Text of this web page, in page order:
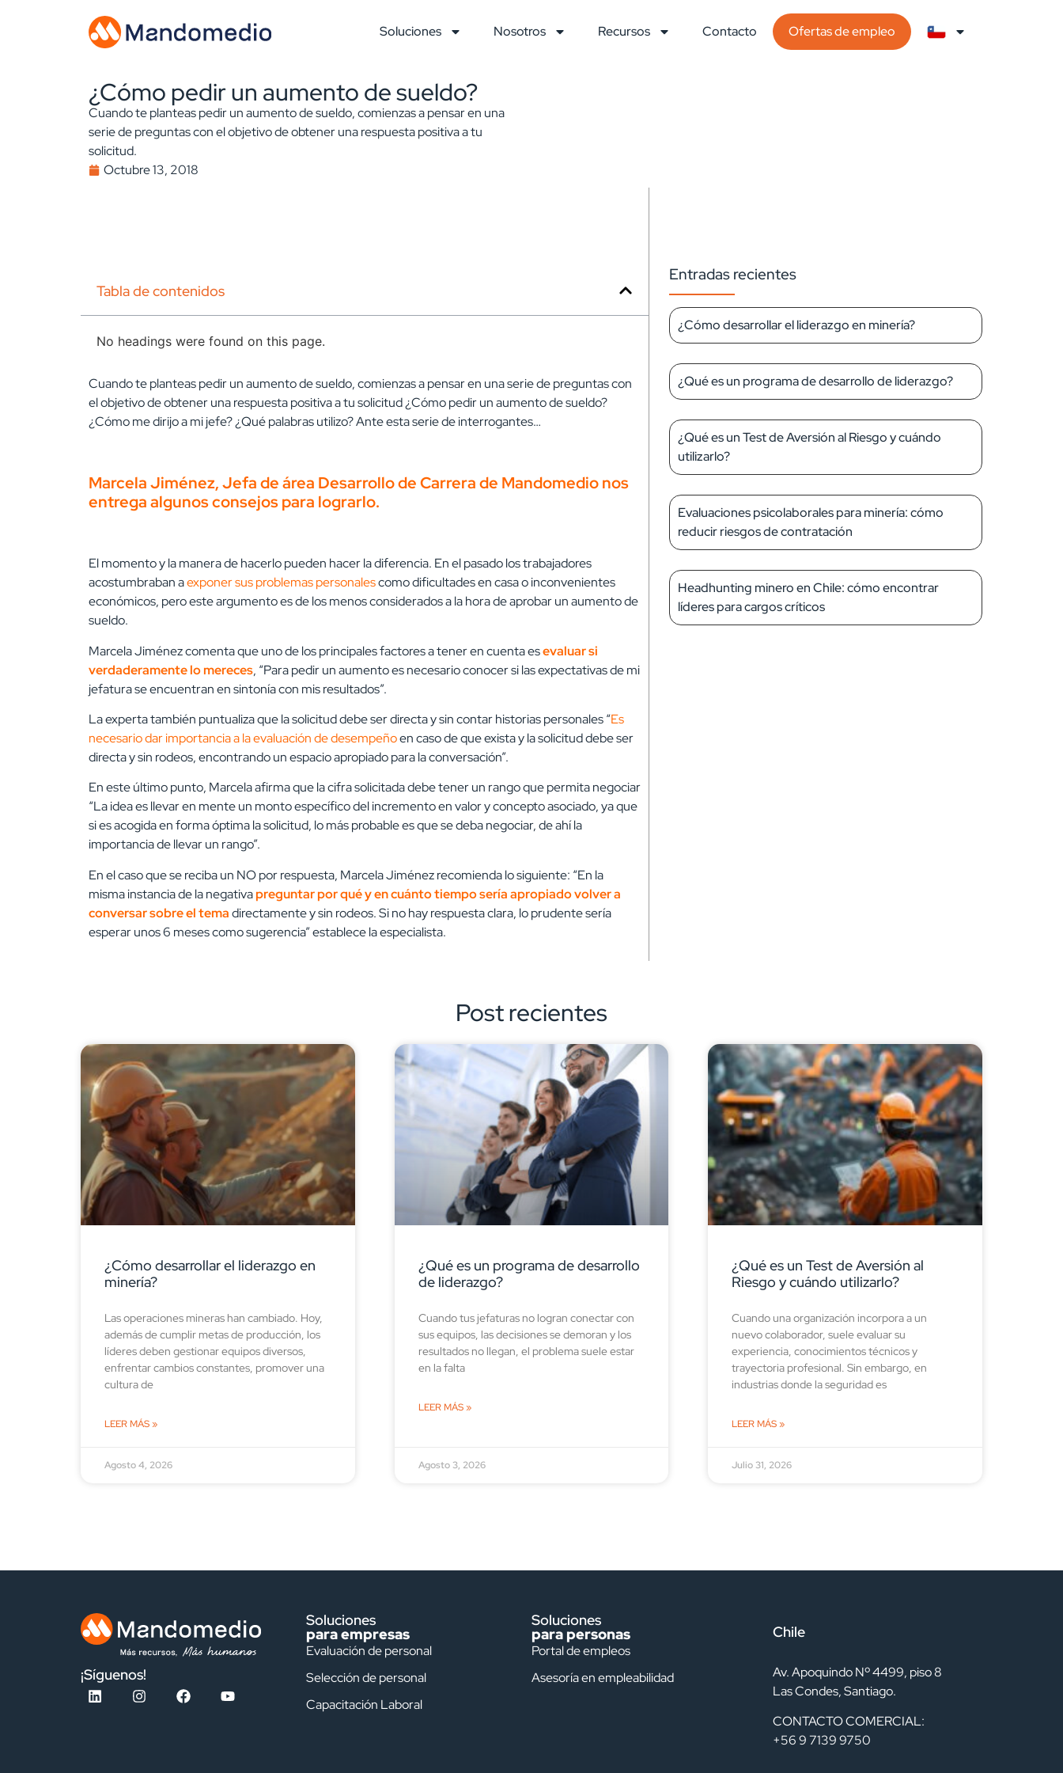
Soluciones Nosotros Recursos Contacto Ofertas de empleo
¿Cómo pedir un aumento de sueldo?
Cuando te planteas pedir un aumento de sueldo, comienzas a pensar en una
serie de preguntas con el objetivo de obtener una respuesta positiva a tu
solicitud.
Octubre 13, 2018
Tabla de contenidos
No headings were found on this page.
Cuando te planteas pedir un aumento de sueldo, comienzas a pensar en una serie de preguntas con
el objetivo de obtener una respuesta positiva a tu solicitud ¿Cómo pedir un aumento de sueldo?
¿Cómo me dirijo a mi jefe? ¿Qué palabras utilizo? Ante esta serie de interrogantes…
Marcela Jiménez, Jefa de área Desarrollo de Carrera de Mandomedio nos
entrega algunos consejos para lograrlo.
El momento y la manera de hacerlo pueden hacer la diferencia. En el pasado los trabajadores
acostumbraban aexponer sus problemas personalescomo dificultades en casa o inconvenientes
económicos, pero este argumento es de los menos considerados a la hora de aprobar un aumento de
sueldo.
Marcela Jiménez comenta que uno de los principales factores a tener en cuenta esevaluar si
verdaderamente lo mereces, “Para pedir un aumento es necesario conocer si las expectativas de mi
jefatura se encuentran en sintonía con mis resultados”.
La experta también puntualiza que la solicitud debe ser directa y sin contar historias personales “Es
necesario dar importancia a la evaluación de desempeñoen caso de que exista y la solicitud debe ser
directa y sin rodeos, encontrando un espacio apropiado para la conversación”.
En este último punto, Marcela afirma que la cifra solicitada debe tener un rango que permita negociar
“La idea es llevar en mente un monto específico del incremento en valor y concepto asociado, ya que
si es acogida en forma óptima la solicitud, lo más probable es que se deba negociar, de ahí la
importancia de llevar un rango”.
En el caso que se reciba un NO por respuesta, Marcela Jiménez recomienda lo siguiente: “En la
misma instancia de la negativapreguntar por qué y en cuánto tiempo sería apropiado volver a
conversar sobre el temadirectamente y sin rodeos. Si no hay respuesta clara, lo prudente sería
esperar unos 6 meses como sugerencia” establece la especialista.
Entradas recientes
¿Cómo desarrollar el liderazgo en minería?
¿Qué es un programa de desarrollo de liderazgo?
¿Qué es un Test de Aversión al Riesgo y cuándo
utilizarlo?
Evaluaciones psicolaborales para minería: cómo
reducir riesgos de contratación
Headhunting minero en Chile: cómo encontrar
líderes para cargos críticos
Post recientes
¿Cómo desarrollar el liderazgo en
minería?
Las operaciones mineras han cambiado. Hoy,
además de cumplir metas de producción, los
líderes deben gestionar equipos diversos,
enfrentar cambios constantes, promover una
cultura de
LEER MÁS »
Agosto 4, 2026
¿Qué es un programa de desarrollo
de liderazgo?
Cuando tus jefaturas no logran conectar con
sus equipos, las decisiones se demoran y los
resultados no llegan, el problema suele estar
en la falta
LEER MÁS »
Agosto 3, 2026
¿Qué es un Test de Aversión al
Riesgo y cuándo utilizarlo?
Cuando una organización incorpora a un
nuevo colaborador, suele evaluar su
experiencia, conocimientos técnicos y
trayectoria profesional. Sin embargo, en
industrias donde la seguridad es
LEER MÁS »
Julio 31, 2026
¡Síguenos!
Soluciones
para empresas
Evaluación de personal
Selección de personal
Capacitación Laboral
Soluciones
para personas
Portal de empleos
Asesoría en empleabilidad
Chile
Av. Apoquindo Nº 4499, piso 8
Las Condes, Santiago.
CONTACTO COMERCIAL:
+56 9 7139 9750